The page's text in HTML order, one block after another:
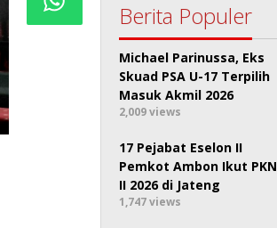
Berita Populer
Michael Parinussa, Eks
Skuad PSA U-17 Terpilih
Masuk Akmil 2026
2,009 views
17 Pejabat Eselon II
Pemkot Ambon Ikut PKN
II 2026 di Jateng
1,747 views